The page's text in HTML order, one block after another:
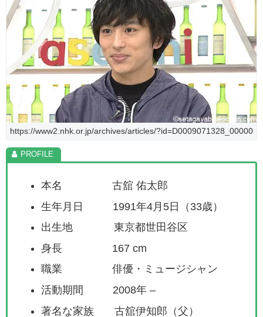
https://www2.nhk.or.jp/archives/articles/?id=D0009071328_00000
本名 古舘 佑太郎
生年月日 1991年4月5日（33歳）
出生地 東京都世田谷区
身長 167 cm
職業 俳優・ミュージシャン
活動期間 2008年 –
著名な家族 古舘伊知郎（父）